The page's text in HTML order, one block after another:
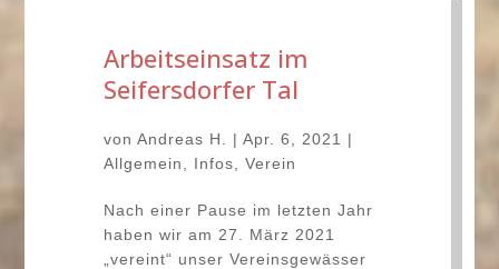
Arbeitseinsatz im
Seifersdorfer Tal
von Andreas H. | Apr. 6, 2021
|
Allgemein
Infos Verein
Nach einer Pause im letzten Jahr
haben wir am 27. März 2021
„vereint“ unser Vereinsgewässer